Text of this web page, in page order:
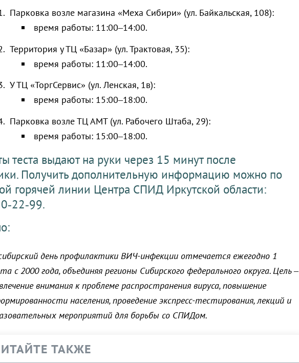
Парковка возле магазина «Меха Сибири» (ул. Байкальская, 108):
время работы: 11:00–14:00.
Территория у ТЦ «Базар» (ул. Трактовая, 35):
время работы: 11:00–14:00.
У ТЦ «ТоргСервис» (ул. Ленская, 1в):
время работы: 15:00–18:00.
Парковка возле ТЦ АМТ (ул. Рабочего Штаба, 29):
время работы: 15:00–18:00.
теста выдают на руки через 15 минут после
Получить дополнительную информацию можно по
горячей линии Центра СПИД Иркутской области:
день профилактики ВИЧ-инфекции отмечается ежегодно 1
с 2000 года, объединяя регионы Сибирского федерального округа. Цель –
внимания к проблеме распространения вируса, повышение
населения, проведение экспресс-тестирования, лекций и
мероприятий для борьбы со СПИДом.
ТАКЖЕ